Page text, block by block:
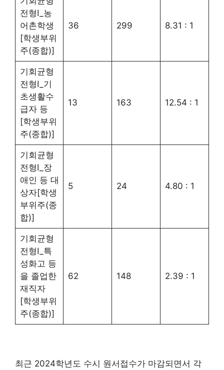
전형Ⅰ_농
어촌학생
[학생부위
주(종합)]
36 299 8.31 : 1
기회균형
전형Ⅰ_기
초생활수
급자 등
[학생부위
주(종합)]
13 163 12.54 : 1
기회균형
전형Ⅰ_장
애인 등 대
상자[학생
부위주(종
합)]
5 24 4.80 : 1
기회균형
전형Ⅰ_특
성화고 등
을 졸업한
재직자
[학생부위
주(종합)]
62 148 2.39 : 1
최근 2024학년도 수시 원서접수가 마감되면서 각